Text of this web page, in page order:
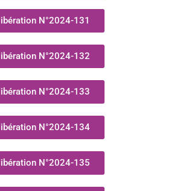
N°2024-131
N°2024-132
N°2024-133
N°2024-134
N°2024-135